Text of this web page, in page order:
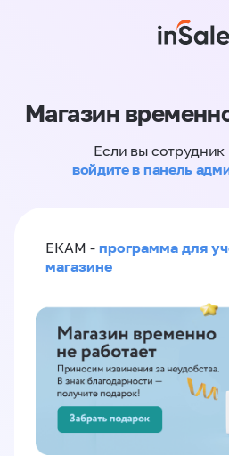
Магазин
Если вы сотрудник
войдите в панель
ЕКАМ - программа для
магазине